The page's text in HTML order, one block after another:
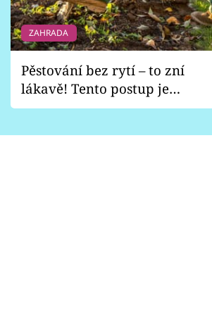
ZAHRADA
Pěstování bez rytí – to zní
lákavě! Tento postup je
vhodný jen pro některé